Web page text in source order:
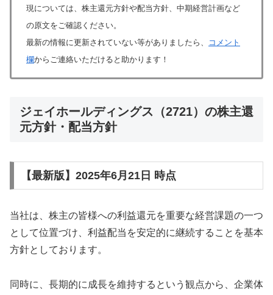
現については、株主還元方針や配当方針、中期経営計画など
の原文をご確認ください。
最新の情報に更新されていない等がありましたら、
コメント
欄からご連絡いただけると助かります！
ジェイホールディングス（2721）の株主還
元方針・配当方針
【最新版】2025年6月21日 時点
当社は、株主の皆様への利益還元を重要な経営課題の一つ
として位置づけ、利益配当を安定的に継続することを基本
方針としております。
同時に、長期的に成長を維持するという観点から、企業体